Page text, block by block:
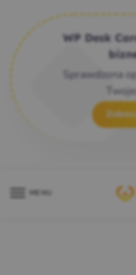
WP Desk
Sprawdzona